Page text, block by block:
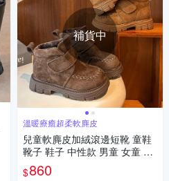
補貨中
溫暖療癒超柔軟麂皮
兒童軟麂皮加絨滾邊短靴 童鞋
靴子 鞋子 中性款 男童 女童 橘
魔法 現貨【BB9146】
$860